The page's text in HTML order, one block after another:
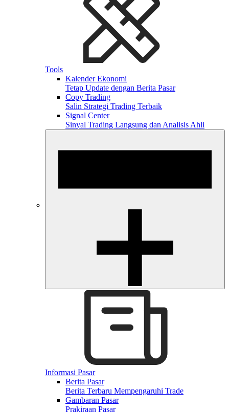
Tools
Kalender Ekonomi
Tetap Update dengan Berita Pasar
Copy Trading
Salin Strategi Trading Terbaik
Signal Center
Sinyal Trading Langsung dan Analisis Ahli
Informasi Pasar
Berita Pasar
Berita Terbaru Mempengaruhi Trade
Gambaran Pasar
Prakiraan Pasar